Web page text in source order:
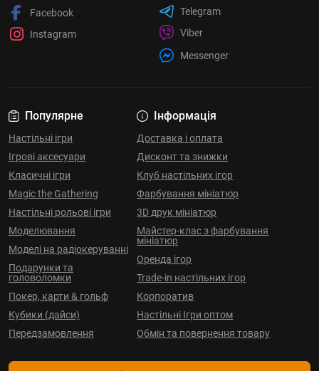
Популярне
Настільні ігри
Ігрові аксесуари
Класичні ігри
Magic the Gathering
Настільні рольові ігри
Моделювання
Моделі на радіокеруванні
Подарунки та
головоломки
Покер, карти & гольф
Кубики (дайси)
Передзамовлення
Інформація
Доставка і оплата
Дисконт та знижки
Клуб настільних ігор
Фарбування мініатюр
3D друк мініатюр
Майстер-клас з фарбування
мініатюр
Оренда ігор
Trade-in настільних ігор
Корпоратив
Настільні Ігри оптом
Обмін та повернення товару
Facebook
Instagram
Telegram
Viber
Messenger